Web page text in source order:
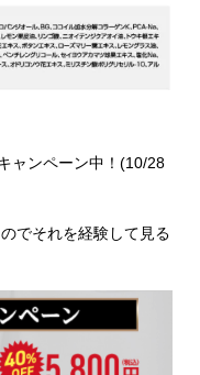
ャンペーン中！(10/28
でそれを経験して見る